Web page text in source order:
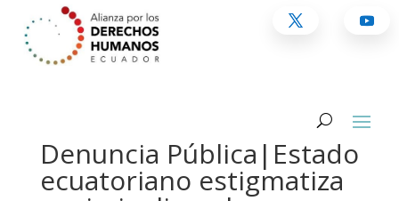
Denuncia Pública|Estado
ecuatoriano estigmatiza